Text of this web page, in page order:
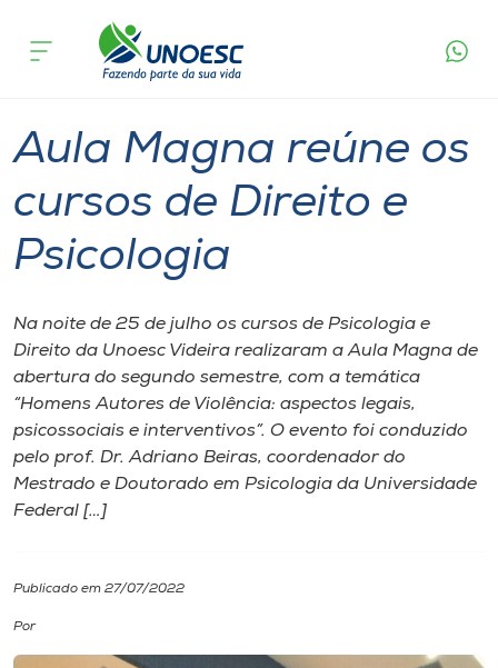
Cursos
Atendimento ao Estudante
Portal de Ensino
A
Internacionalização
acontece
Aula Magna reúne os
cursos de Direito e
Psicologia
Na noite de 25 de julho os cursos de Psicologia e
Direito da Unoesc Videira realizaram a Aula Magna de
abertura do segundo semestre, com a temática
“Homens Autores de Violência: aspectos legais,
psicossociais e interventivos”. O evento foi conduzido
pelo prof. Dr. Adriano Beiras, coordenador do
Mestrado e Doutorado em Psicologia da Universidade
Federal […]
Publicado em 27/07/2022
Por